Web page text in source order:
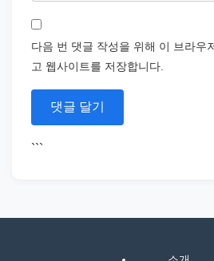
다음 번 댓글 작성을 위해 이 브라우
고 웹사이트를 저장합니다.
```